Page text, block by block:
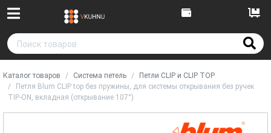
Каталог товаров Система петель
Петли CLIP и CLIP TOP
Петля Blum CLIP top без пружины, для системы открывания без ручек
TIP-ON, вкладная (открывание 107°)